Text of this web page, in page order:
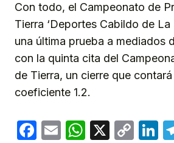
Con todo, el Campeonato de
Tierra ‘Deportes Cabildo de La
una última prueba a mediados
con la quinta cita del
de Tierra, un cierre que
coeficiente 1.2.
Facebook
Email X